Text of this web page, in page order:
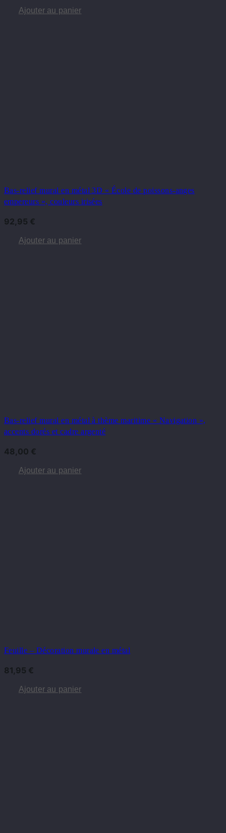
Ajouter au panier
Bas-relief mural en métal 3D « École de poissons-anges
empereurs », couleurs irisées
92,95 €
Ajouter au panier
Bas-relief mural en métal à thème maritime « Navigation »,
accents dorés et cadre argenté
48,00 €
Ajouter au panier
Feuille – Décoration murale en métal
81,95 €
Ajouter au panier